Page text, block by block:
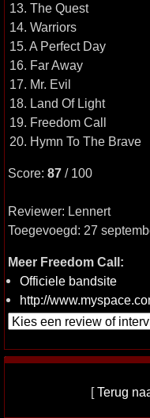
13. The Quest
14. Warriors
15. A Perfect Day
16. Far Away
17. Mr. Evil
18. Land Of Light
19. Freedom Call
20. Hymn To The Brave
Score: 87 / 100
Reviewer: Lennert
Toegevoegd: 27
Meer Freedom Call:
Officiele bandsite
http://
[Terug